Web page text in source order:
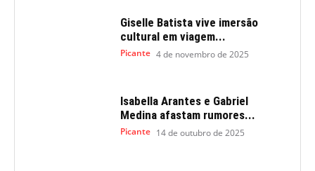
Giselle Batista vive imersão
cultural em viagem...
Picante 4 de novembro de 2025
Isabella Arantes e Gabriel
Medina afastam rumores...
Picante 14 de outubro de 2025